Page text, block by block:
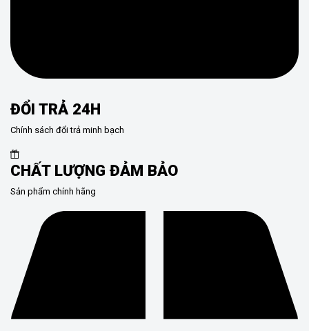
ĐỔI TRẢ 24H
Chính sách đổi trả minh bạch
CHẤT LƯỢNG ĐẢM BẢO
Sản phẩm chính hãng